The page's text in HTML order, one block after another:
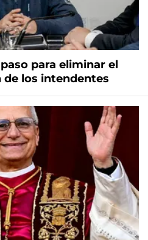
para eliminar el
los intendentes